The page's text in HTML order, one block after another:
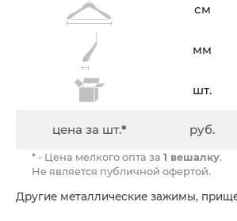
см
мм
шт.
цена за шт.* руб.
* - Цена мелкого опта за 1 вешалку.
Не является публичной офертой.
Другие металлические зажимы,